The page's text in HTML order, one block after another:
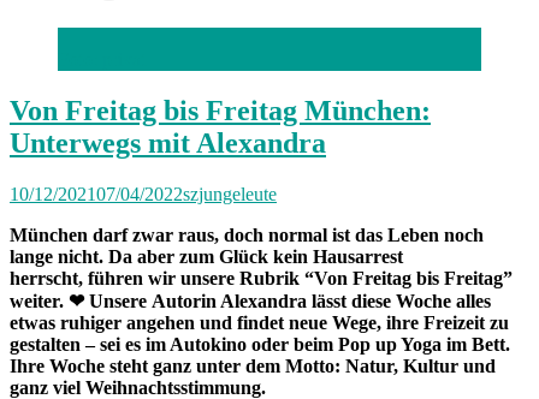
Von Freitag bis Freitag München:
Unterwegs mit Alexandra
10/12/202107/04/2022szjungeleute
München darf zwar raus, doch normal ist das Leben noch
lange nicht. Da aber zum Glück kein Hausarrest
herrscht, führen wir unsere Rubrik “Von Freitag bis Freitag”
weiter. ❤Unsere Autorin Alexandra lässt diese Woche alles
etwas ruhiger angehen und findet neue Wege, ihre Freizeit zu
gestalten – sei es im Autokino oder beim Pop up Yoga im Bett.
Ihre Woche steht ganz unter dem Motto: Natur, Kultur und
ganz viel Weihnachtsstimmung.